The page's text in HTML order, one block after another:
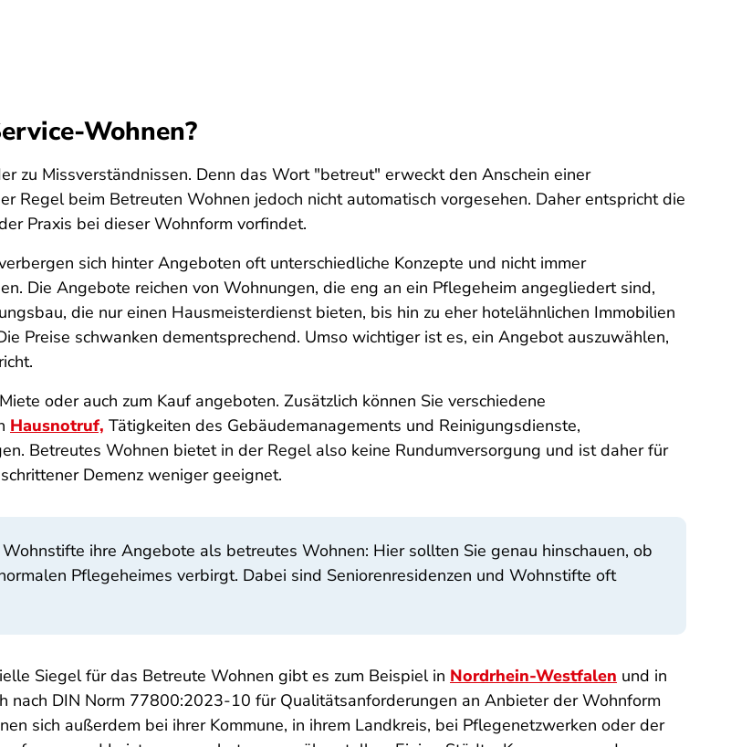
Wohnen?
zu Missverständnissen. Denn das Wort "betreut" erweckt den Anschein einer
Regel beim Betreuten Wohnen jedoch nicht automatisch vorgesehen. Daher entspricht die
Praxis bei dieser Wohnform vorfindet.
sich hinter Angeboten oft unterschiedliche Konzepte und nicht immer
Die Angebote reichen von Wohnungen, die eng an ein Pflegeheim angegliedert sind,
die nur einen Hausmeisterdienst bieten, bis hin zu eher hotelähnlichen Immobilien
Preise schwanken dementsprechend. Umso wichtiger ist es, ein Angebot auszuwählen,
oder auch zum Kauf angeboten. Zusätzlich können Sie verschiedene
Hausnotruf, Tätigkeiten des Gebäudemanagements und Reinigungsdienste,
Betreutes Wohnen bietet in der Regel also keine Rundumversorgung und ist daher für
Demenz weniger geeignet.
ihre Angebote als betreutes Wohnen: Hier sollten Sie genau hinschauen, ob
Pflegeheimes verbirgt. Dabei sind Seniorenresidenzen und Wohnstifte oft
Siegel für das Betreute Wohnen gibt es zum Beispiel in Nordrhein-Westfalen und in
nach DIN Norm 77800:2023-10 für Qualitätsanforderungen an Anbieter der Wohnform
sich außerdem bei ihrer Kommune, in ihrem Landkreis, bei Pflegenetzwerken oder der